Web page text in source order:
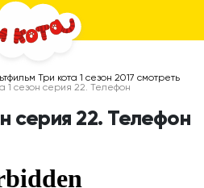
Три кота 1 сезон 2017 смотреть
1 сезон серия 22. Телефон
серия 22. Телефон